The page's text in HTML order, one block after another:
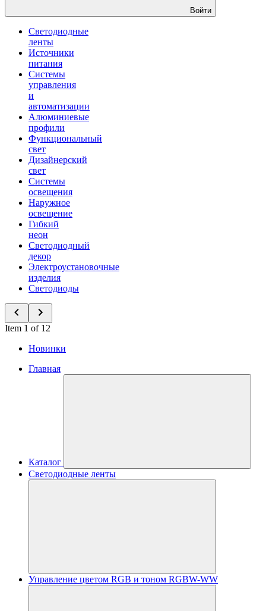
Войти
Светодиодные
ленты
Источники
питания
Системы
управления
и
автоматизации
Алюминиевые
профили
Функциональный
свет
Дизайнерский
свет
Системы
освещения
Наружное
освещение
Гибкий
неон
Светодиодный
декор
Электроустановочные
изделия
Светодиоды
Item 1 of 12
Новинки
Главная
Каталог
Светодиодные ленты
Управление цветом RGB и тоном RGBW-WW